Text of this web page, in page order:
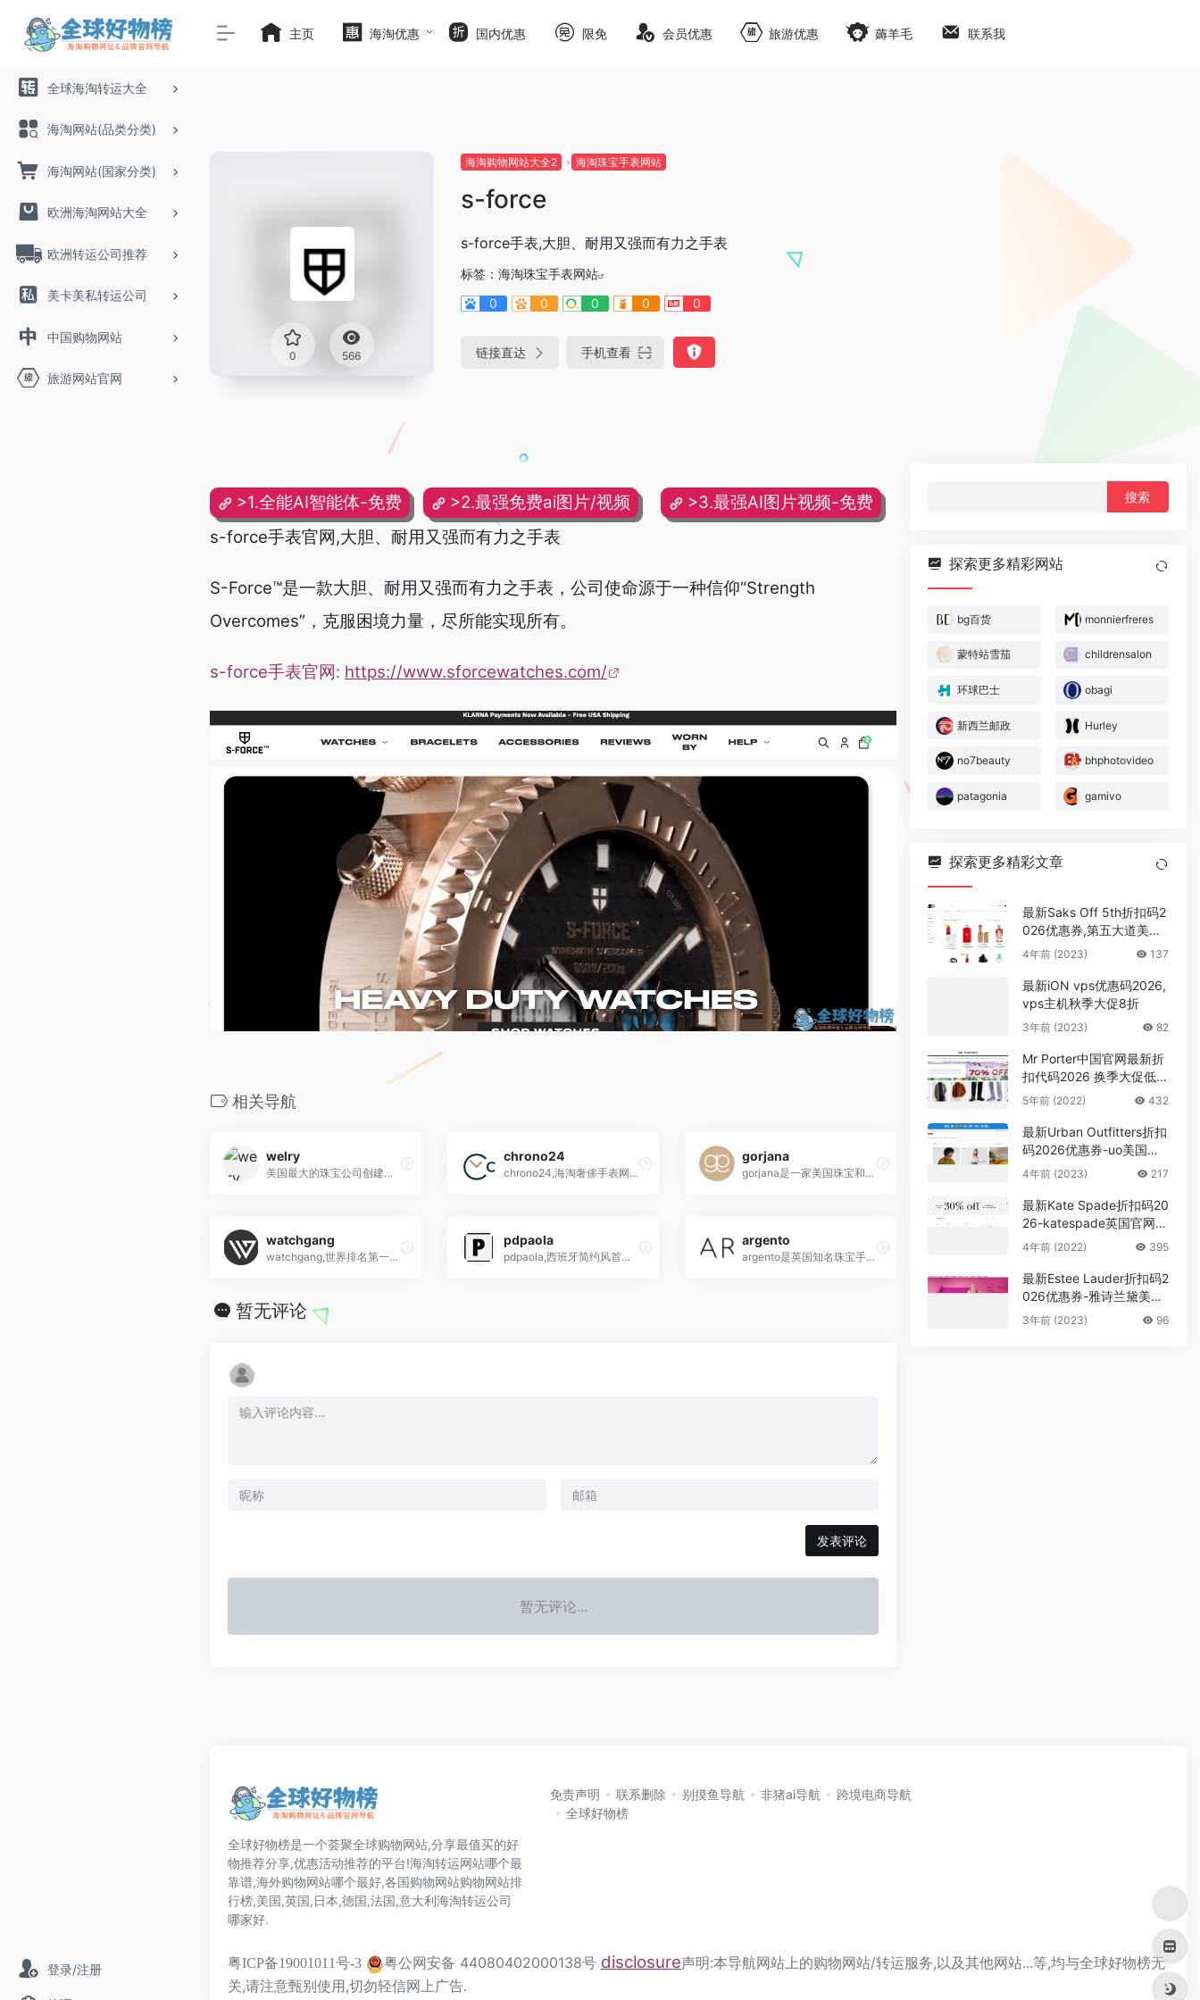
全球海淘转运大全
海淘网站(品类分类)
海淘网站(国家分类)
欧洲海淘网站大全
欧洲转运公司推荐
美卡美私转运公司
中国购物网站
旅游网站官网
登录/注册
主页 海淘优惠 国内优惠 限免 会员优惠 旅游优惠 薅羊毛 联系我
0 566
海淘购物网站大全2 海淘珠宝手表网站
s-force
s-force手表,大胆、耐用又强而有力之手表
标签： 海淘珠宝手表网站
0
0 0 0 0
链接直达 手机查看
>1.全能AI智能体-免费 >2.最强免费ai图片/视频
>3.最强AI图片视频-免费
s-force手表官网,大胆、耐用又强而有力之手表
S-Force™是一款大胆、耐用又强而有力之手表，公司使命源于一种信仰“Strength
Overcomes”，克服困境力量，尽所能实现所有。
s-force手表官网: https://www.sforcewatches.com/
相关导航
welry
美国最大的珠宝公司创建的在线购物网站，拥有30多年的珠宝零售经验
chrono24
chrono24,海淘奢侈手表网站,全球最大的奢华手表电商平台
gorjana
gorjana是一家美国珠宝和配饰品牌，以其简约时尚、高品质设计而著名，将阳光、自然元素和全球文化灵感融入其首饰和配饰产品中。
watchgang
watchgang,世界排名第一的手表俱乐部,海淘手表网站
pdpaola
pdpaola,西班牙简约风首饰品牌
argento
argento是英国知名珠宝手表电商 直邮中国
暂无评论
发表评论
暂无评论...
探索更多精彩网站
bg百货 monnierfreres
蒙特站雪茄 childrensalon
环球巴士 obagi
新西兰邮政 Hurley
no7beauty bhphotovideo
patagonia gamivo
探索更多精彩文章
最新Saks Off 5th折扣码2
026优惠券,第五大道美国
官网精选美妆护低至3.6折
4年前 (2023) 137
最新iON vps优惠码2026,
vps主机秋季大促8折
3年前 (2023) 82
Mr Porter中国官网最新折
扣代码2026 换季大促低至
3折促销 可直邮国内
5年前 (2022) 432
最新Urban Outfitters折扣
码2026优惠券-uo美国官
网折扣区低至2折+额外6
4年前 (2023) 217
最新Kate Spade折扣码20
26-katespade英国官网折
扣包包额外7折促销
4年前 (2022) 395
最新Estee Lauder折扣码2
026优惠券-雅诗兰黛美国
官网满$75送7件套礼包
3年前 (2023) 96
全球好物榜是一个荟聚全球购物网站,分享最值买的好
物推荐分享,优惠活动推荐的平台!海淘转运网站哪个最
靠谱,海外购物网站哪个最好,各国购物网站购物网站排
行榜,美国,英国,日本,德国,法国,意大利海淘转运公司
哪家好.
免责声明 联系删除 别摸鱼导航 非猪ai导航
跨境电商导航
全球好物榜
粤ICP备19001011号-3 粤公网安备 44080402000138号 disclosure声明:本导航网站上的购物网站/转运服务,以及其他网站...等,均与全球好物榜无
关,请注意甄别使用,切勿轻信网上广告.